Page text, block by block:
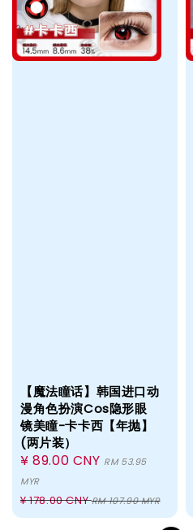
【魔法瞳话】韩国进口动
漫角色扮演Cos隐形眼
镜美瞳-卡卡西【年抛】
(两片装）
Sale
price
¥ 89.00 CNY RM 53.95
MYR
Regular
price
¥ 178.00 CNYRM 107.90 MYR